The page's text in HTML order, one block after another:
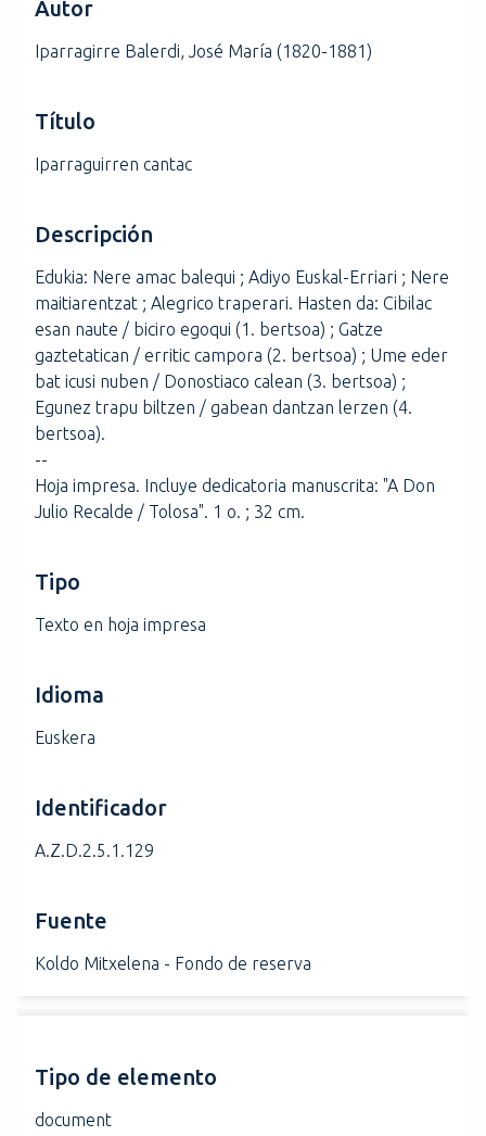
Autor
Iparragirre Balerdi, José María (1820-1881)
Título
Iparraguirren cantac
Descripción
Edukia: Nere amac balequi ; Adiyo Euskal-Erriari ; Nere
maitiarentzat ; Alegrico traperari. Hasten da: Cibilac
esan naute / biciro egoqui (1. bertsoa) ; Gatze
gaztetatican / erritic campora (2. bertsoa) ; Ume eder
bat icusi nuben / Donostiaco calean (3. bertsoa) ;
Egunez trapu biltzen / gabean dantzan lerzen (4.
bertsoa).
--
Hoja impresa. Incluye dedicatoria manuscrita: "A Don
Julio Recalde / Tolosa". 1 o. ; 32 cm.
Tipo
Texto en hoja impresa
Idioma
Euskera
Identificador
A.Z.D.2.5.1.129
Fuente
Koldo Mitxelena - Fondo de reserva
Tipo de elemento
document